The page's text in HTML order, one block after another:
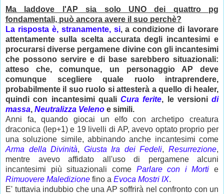
Ma laddove l'AP sia solo UNO dei quattro pg
fondamentali, può ancora avere il suo perchè?
La risposta è, stranamente, si, a condizione di lavorare
attentamente sulla scelta accurata degli incantesimi e
procurarsi diverse pergamene divine con gli incantesimi
che possono servire e di base sarebbero situazionali:
atteso che, comunque, un personaggio AP deve
comunque scegliere quale ruolo intraprendere,
probabilmente il suo ruolo si attesterà a quello di healer,
quindi con incantesimi quali Cura ferite, le versioni di
massa, Neutralizza Veleno e simili.
Anni fa, quando giocai un elfo con archetipo creatura
draconica (lep+1) e 19 livelli di AP, avevo optato proprio per
una soluzione simile, abbinando anche incantesimi come
Arma della Divinità, Giusta Ira dei Fedeli,Resurrezione,
mentre avevo affidato all'uso di pergamene alcuni
incantesimi più situazionali come Parlare con i Morti e
Rimuovere Maledizione fino a Evoca Mostri IX.
E' tuttavia indubbio che una AP soffrirà nel confronto con un